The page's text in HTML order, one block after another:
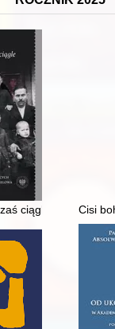
ciągle odzywały
Cisi